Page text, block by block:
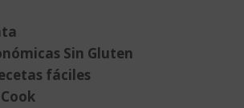
Sin Gluten
fáciles